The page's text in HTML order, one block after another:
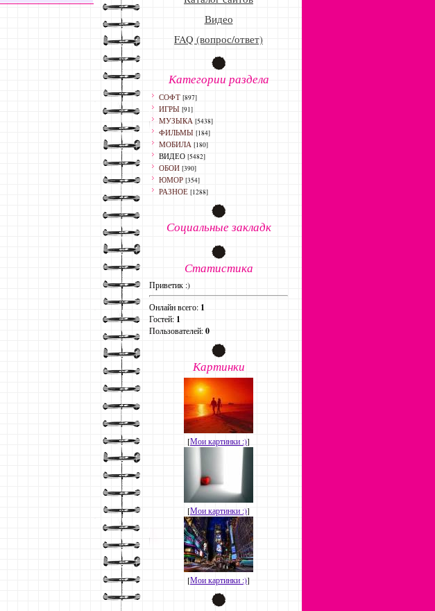
Видео
FAQ (вопрос/ответ)
Категории раздела
СОФТ [897]
ИГРЫ [91]
МУЗЫКА [5438]
ФИЛЬМЫ [184]
МОБИЛА [180]
ВИДЕО [5482]
ОБОИ [390]
ЮМОР [354]
РАЗНОЕ [1288]
Социальные закладк
Статистика
Приветик :)
Онлайн всего: 1
Гостей: 1
Пользователей:0
Картинки
[Мои картинки :)]
[Мои картинки :)]
[Мои картинки :)]